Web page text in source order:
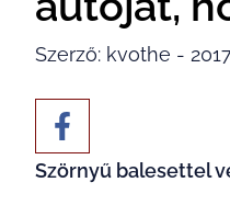
Szerző: kvothe -
Szörnyű balesettel